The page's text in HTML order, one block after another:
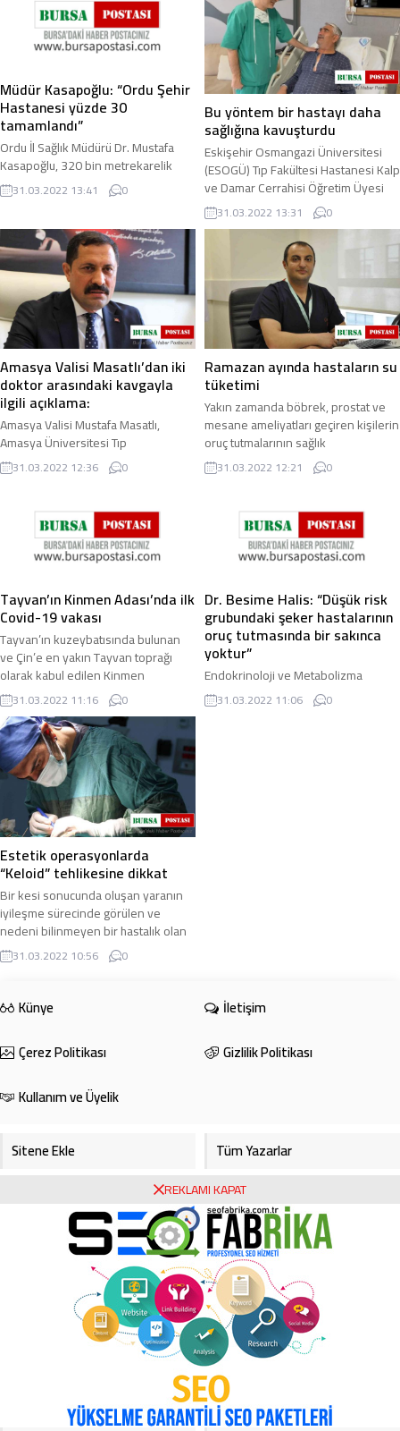
Müdür Kasapoğlu: “Ordu Şehir
Hastanesi yüzde 30
tamamlandı”
Ordu İl Sağlık Müdürü Dr. Mustafa
Kasapoğlu, 320 bin metrekarelik
kapalı alana sahip olacak Ordu Şehir
Hastanesi’nin yüzde 30’unun
31.03.2022 13:41 0
Bu yöntem bir hastayı daha
sağlığına kavuşturdu
Eskişehir Osmangazi Üniversitesi
(ESOGÜ) Tıp Fakültesi Hastanesi Kalp
ve Damar Cerrahisi Öğretim Üyesi
Doç. Dr. Cengiz Ovalı ve ekibi ...
31.03.2022 13:31 0
Amasya Valisi Masatlı’dan iki
doktor arasındaki kavgayla
ilgili açıklama:
Amasya Valisi Mustafa Masatlı,
Amasya Üniversitesi Tıp
Fakültesi’nde görevli iki doktor
arasında yaşanan kavgaya ilişkin
31.03.2022 12:36 0
Ramazan ayında hastaların su
tüketimi
Yakın zamanda böbrek, prostat ve
mesane ameliyatları geçiren kişilerin
oruç tutmalarının sağlık
problemlerine neden olabileceğini
belirten ...
31.03.2022 12:21 0
Tayvan’ın Kinmen Adası’nda ilk
Covid-19 vakası
Tayvan’ın kuzeybatısında bulunan
ve Çin’e en yakın Tayvan toprağı
olarak kabul edilen Kinmen
Adası’nda ilk Covid-19 vakası tespit
edildi. Tayvan ...
31.03.2022 11:16 0
Dr. Besime Halis: “Düşük risk
grubundaki şeker hastalarının
oruç tutmasında bir sakınca
yoktur”
Endokrinoloji ve Metabolizma
Hastalıkları Uzmanı Dr. Besime Halis,
düşük risk grubundaki şeker
31.03.2022 11:06 0
Estetik operasyonlarda
“Keloid” tehlikesine dikkat
Bir kesi sonucunda oluşan yaranın
iyileşme sürecinde görülen ve
nedeni bilinmeyen bir hastalık olan
Keloid, aşırı hücre üretimi sonucunda
ortaya ...
31.03.2022 10:56 0
Künye
İletişim
Çerez Politikası
Gizlilik Politikası
Kullanım ve Üyelik
Sitene Ekle
Tüm Yazarlar
Foto Galeri
Video Galeri
Bursa Haberleri
Bursa Hava Durumu
Bursaspor
Ekonomi
Köşe Yazarları
Video Galeri
REKLAMI KAPAT